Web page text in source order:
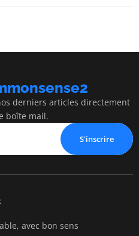
derniers articles directement
boîte mail.
S'inscrire
avec bon sens